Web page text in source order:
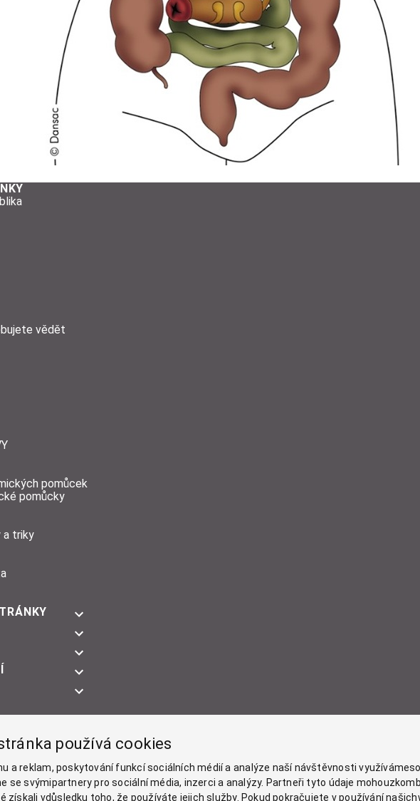
používá cookies
a reklam, poskytování funkcí sociálních médií a analýze naší návštěvnosti
se svýmipartnery pro sociální média, inzerci a analýzy. Partneři tyto údaje
získali vdůsledku toho, že používáte jejich služby. Pokud pokračujete v používání
vědět
pomůcek
pomůcky
a triky